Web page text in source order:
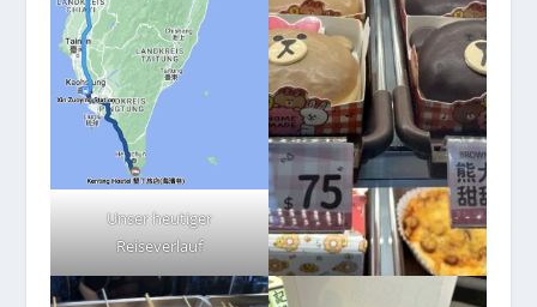
Unser heutiger
Reiseverlauf